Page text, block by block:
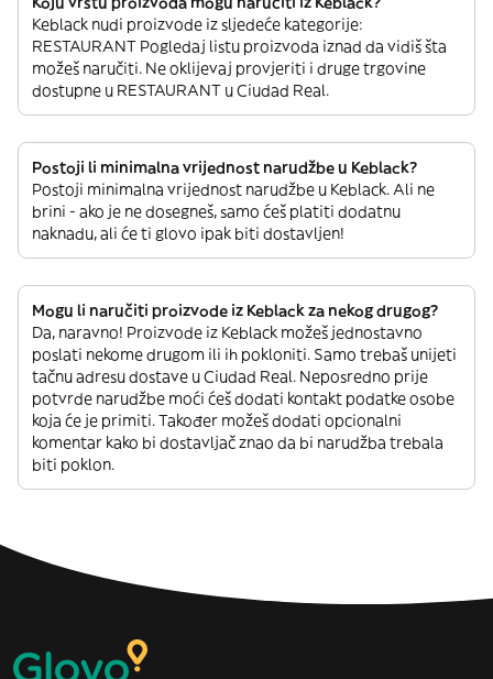
Keblack nudi proizvode iz sljedeće kategorije:
RESTAURANT Pogledaj listu proizvoda iznad da vidiš šta
možeš naručiti. Ne oklijevaj provjeriti i druge trgovine
dostupne u RESTAURANT u Ciudad Real.
Postoji li minimalna vrijednost narudžbe u Keblack?
Postoji minimalna vrijednost narudžbe u Keblack. Ali ne
brini - ako je ne dosegneš, samo ćeš platiti dodatnu
naknadu, ali će ti glovo ipak biti dostavljen!
Mogu li naručiti proizvode iz Keblack za nekog drugog?
Da, naravno! Proizvode iz Keblack možeš jednostavno
poslati nekome drugom ili ih pokloniti. Samo trebaš unijeti
tačnu adresu dostave u Ciudad Real. Neposredno prije
potvrde narudžbe moći ćeš dodati kontakt podatke osobe
koja će je primiti. Također možeš dodati opcionalni
komentar kako bi dostavljač znao da bi narudžba trebala
biti poklon.